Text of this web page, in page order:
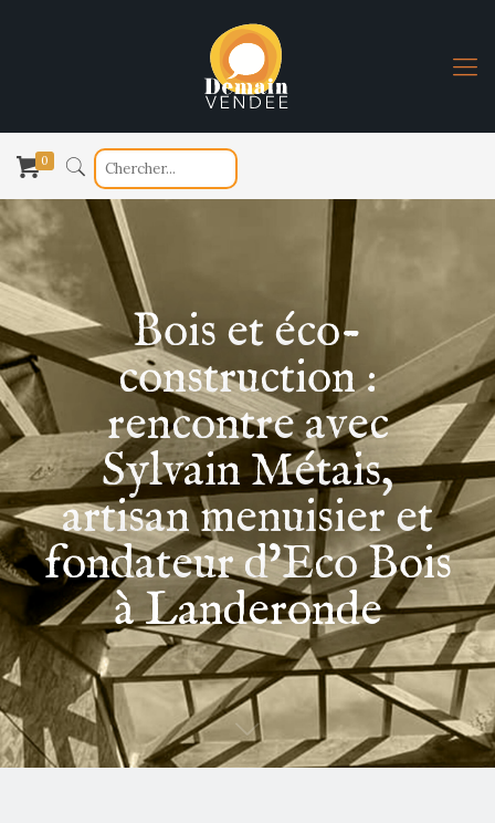
0
Bois et éco-
construction :
rencontre avec
Sylvain Métais,
artisan menuisier et
fondateur d’Eco Bois
à Landeronde